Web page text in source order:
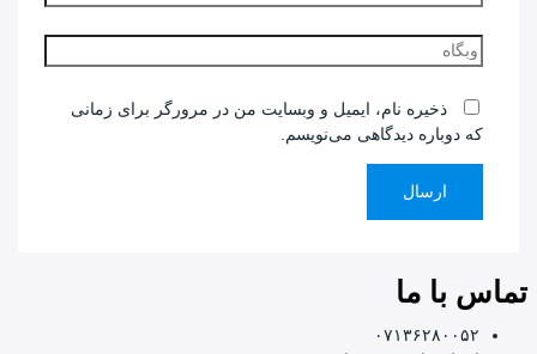
وبگاه
ذخیره نام، ایمیل و وبسایت من در مرورگر برای زمانی
که دوباره دیدگاهی می‌نویسم.
تماس با ما
۰۷۱۳۶۲۸۰۰۵۲